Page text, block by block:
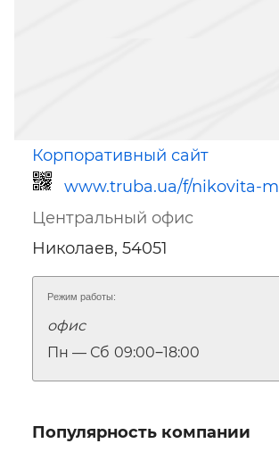
Корпоративный сайт
www.truba.ua/f/nikovita-m
Центральный офис
Николаев, 54051
Режим работы:
офис
Пн — Сб 09:00‒18:00
Популярность компании